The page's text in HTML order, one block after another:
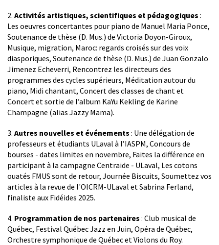
2. Activités artistiques, scientifiques et pédagogiques :
Les oeuvres concertantes pour piano de Manuel Maria Ponce,
Soutenance de thèse (D. Mus.) de Victoria Doyon-Giroux,
Musique, migration, Maroc: regards croisés sur des voix
diasporiques, Soutenance de thèse (D. Mus.) de Juan Gonzalo
Jimenez Echeverri, Rencontrez les directeurs des
programmes des cycles supérieurs, Méditation autour du
piano, Midi chantant, Concert des classes de chant et
Concert et sortie de l’album KaYu Kekling de Karine
Champagne (alias Jazzy Mama).
3. Autres nouvelles et événements : Une délégation de
professeurs et étudiants ULaval à l’IASPM, Concours de
bourses - dates limites en novembre, Faites la différence en
participant à la campagne Centraide - ULaval, Les cotons
ouatés FMUS sont de retour, Journée Biscuits, Soumettez vos
articles à la revue de l'OICRM-ULaval et Sabrina Ferland,
finaliste aux Fidéides 2025.
4. Programmation de nos partenaires : Club musical de
Québec, Festival Québec Jazz en Juin, Opéra de Québec,
Orchestre symphonique de Québec et Violons du Roy.